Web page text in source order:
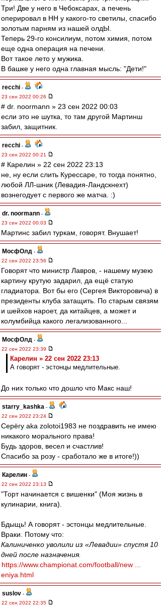
Три! Две у него в Чебоксарах, а печень
оперировал в НН у какого-то светилы, спасибо
золотым парням из нашей олдЫ.
Теперь 29-го консилиум, потом химия, потом
еще одна операция на печени.
Вот такое лето у мужика.
В башке у него одна главная мысль: "Дети!"
recchi -
23 сен 2022 00:26
# dr. noormann » 23 сен 2022 00:03
если это не шутка, то там другой Мартинш
забил, защитник.
recchi -
23 сен 2022 00:21
# Карелин » 22 сен 2022 23:13
не, ну если слить Курессаре, то тогда понятно,
любой ЛЛ-шник (Левадия-Ландскнехт)
вознегодует с первого же матча. :)
dr. noormann -
23 сен 2022 00:03
Мартинс забил туркам, говорят. Внушает!
МосфОлд -
22 сен 2022 23:56
Говорят что министр Лавров, - нашему музею
картину крутую задарил, да ещё статую
гладиатора. Вот бы его (Сергея Викторовича) в
президенты клуба затащить. По старым связям
и шейхов нароет, да китайцев, а может и
колумбийца какого легализованного...
МосфОлд -
22 сен 2022 23:39
Карелин » 22 сен 2022 23:13
А говорят - эстонцы медлительные.
До них только что дошло что Макс наш!
starry_kashka -
22 сен 2022 23:24
Серёгу aka zolotoi1983 не поздравить не имею
никакого морального права!
Будь здоров, весел и счастлив!
Спасибо за розу - сработало же в итоге!))
Карелин -
22 сен 2022 23:13
"Торт начинается с вишенки" (Моя жизнь в
кулинарии, книга).
Бдыщь! А говорят - эстонцы медлительные.
Враки. Потому что:
Калиниченко уволили из «Левадии» спустя 10
дней после назначения.
https://www.championat.com/football/new ...
eniya.html
suslov -
22 сен 2022 22:35